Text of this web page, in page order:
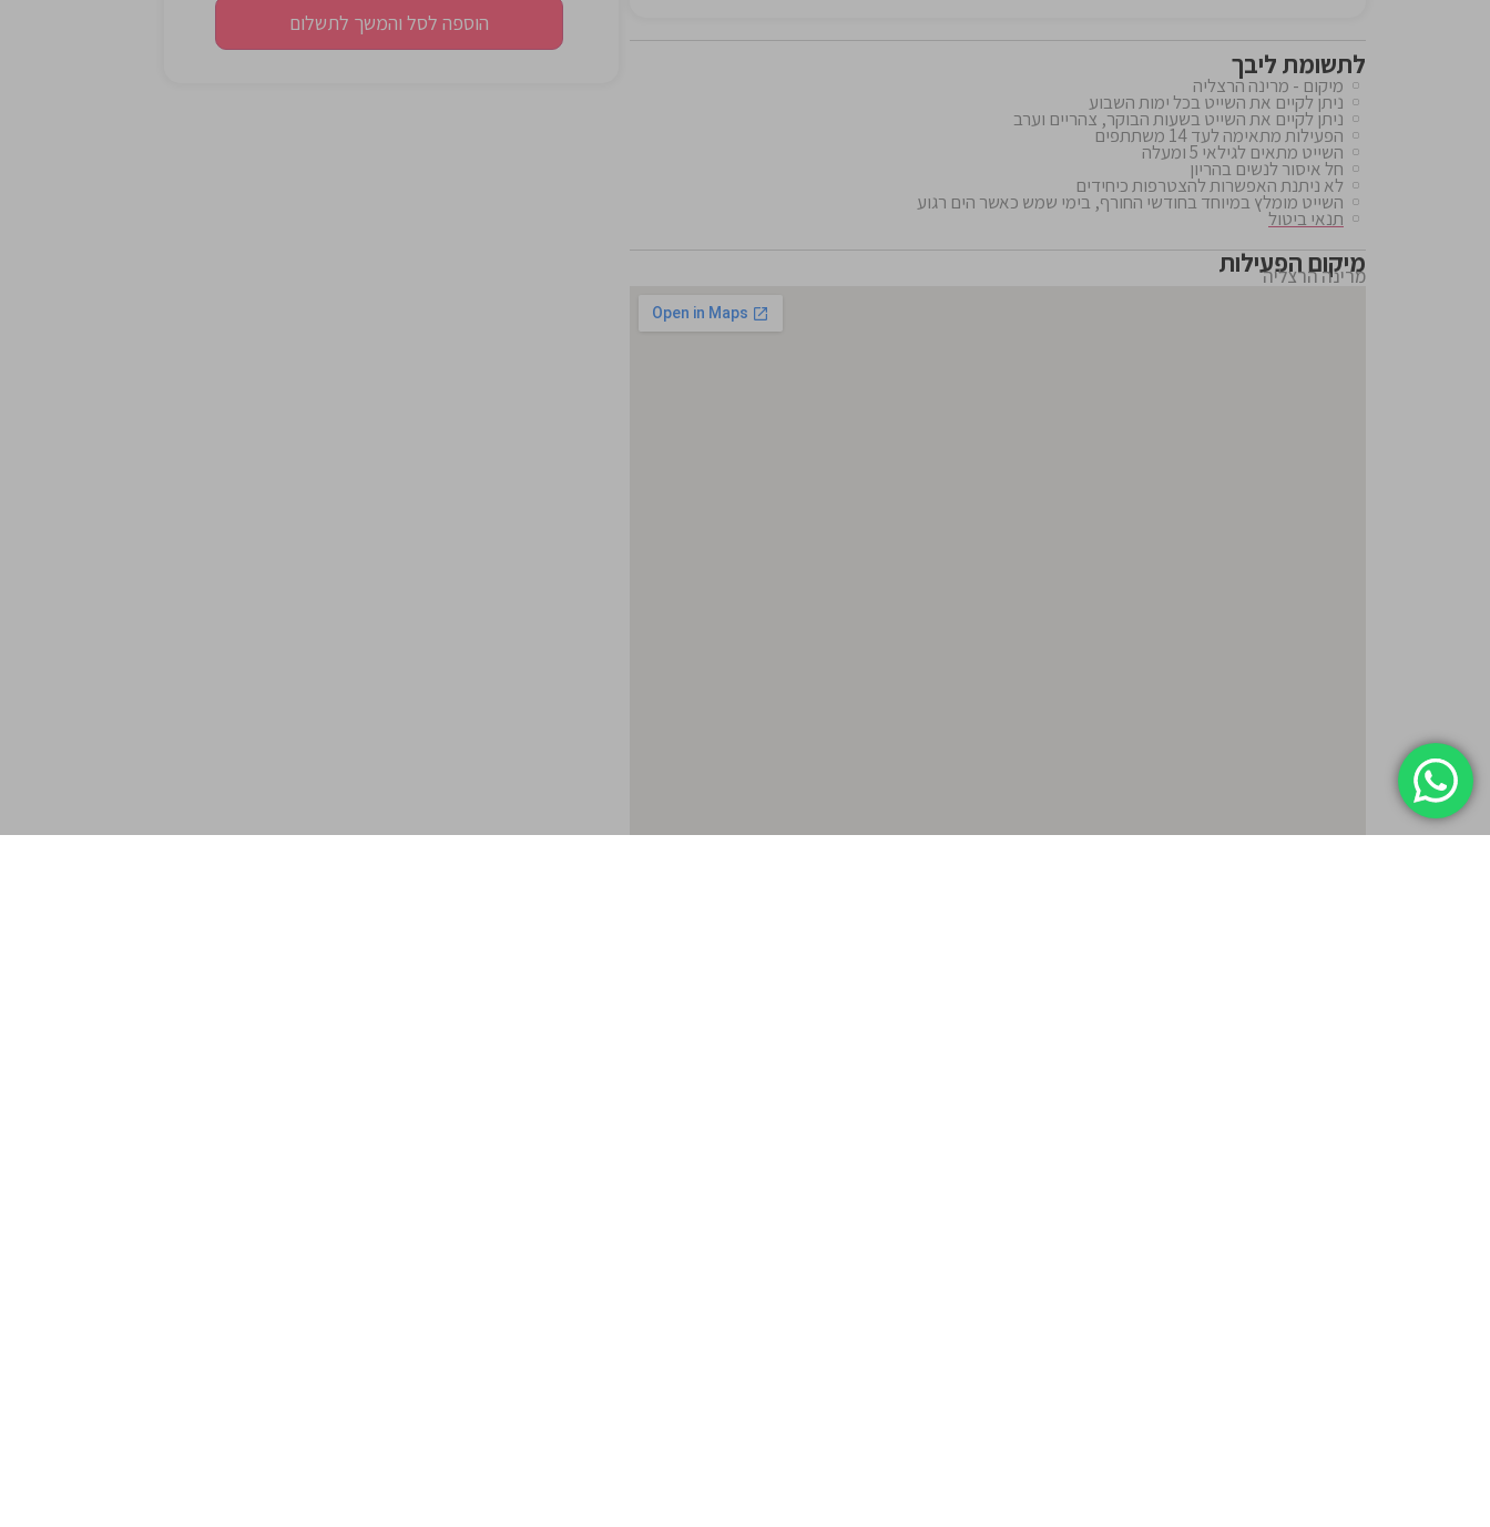
לתשומת ליבך
מיקום - מרינה הרצליה
ניתן לקיים את השייט בכל ימות השבוע
ניתן לקיים את השייט בשעות הבוקר, צהריים וערב
הפעילות מתאימה לעד 14 משתתפים
השייט מתאים לגילאי 5 ומעלה
חל איסור לנשים בהריון
לא ניתנת האפשרות להצטרפות כיחידים
השייט מומלץ במיוחד בחודשי החורף, בימי שמש כאשר הים רגוע
תנאי ביטול
מיקום הפעילות
מרינה הרצליה
הוספה לסל והמשך לתשלום